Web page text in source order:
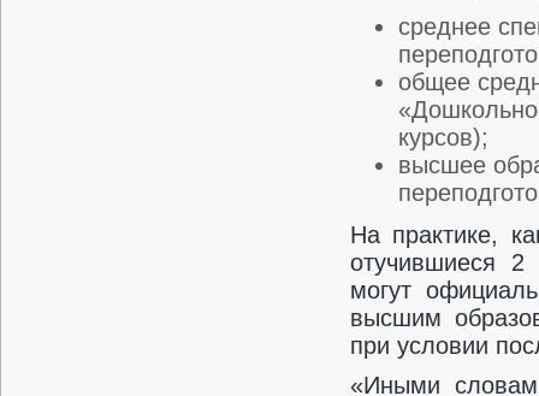
среднее
общее
курсов);
высшее
На практике,
отучившиеся 2
могут
высшим
при условии
«Иными